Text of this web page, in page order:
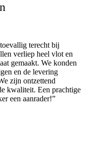
terecht bij
verliep heel vlot en
gemaakt. We konden
en de levering
zijn ontzettend
kwaliteit. Een prachtige
een aanrader!”